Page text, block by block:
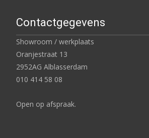
Contactgegevens
Showroom / werkplaats
Oranjestraat 13
2952AG Alblasserdam
010 414 58 08
Open op afspraak.